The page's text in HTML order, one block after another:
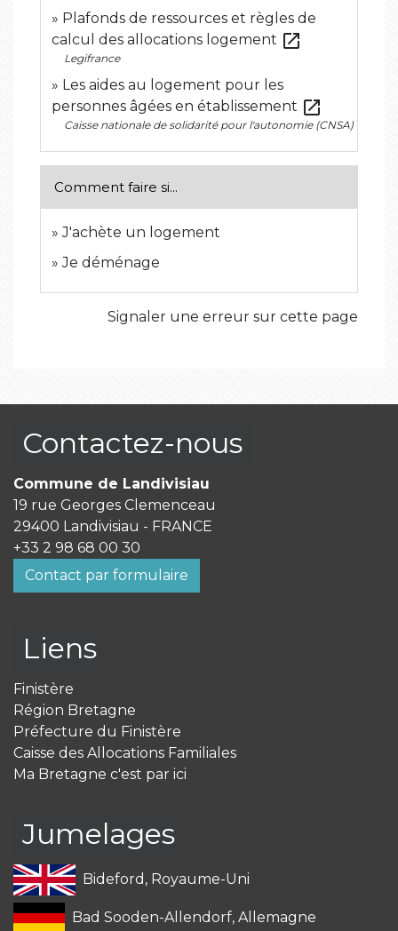
Plafonds de ressources et règles de
calcul des allocations logement open_in_new
Legifrance
Les aides au logement pour les
personnes âgées en établissement open_in_new
Caisse nationale de solidarité pour l'autonomie (CNSA)
Comment faire si...
J'achète un logement
Je déménage
Signaler une erreur sur cette page
Contactez-nous
Commune de Landivisiau
19 rue Georges Clemenceau
29400 Landivisiau - FRANCE
+33 2 98 68 00 30
Contact par formulaire
Liens
Finistère
Région Bretagne
Préfecture du Finistère
Caisse des Allocations Familiales
Ma Bretagne c'est par ici
Jumelages
Bideford, Royaume-Uni
Bad Sooden-Allendorf, Allemagne